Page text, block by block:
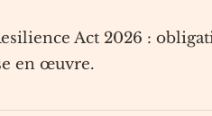
Act 2026 :
en œuvre.